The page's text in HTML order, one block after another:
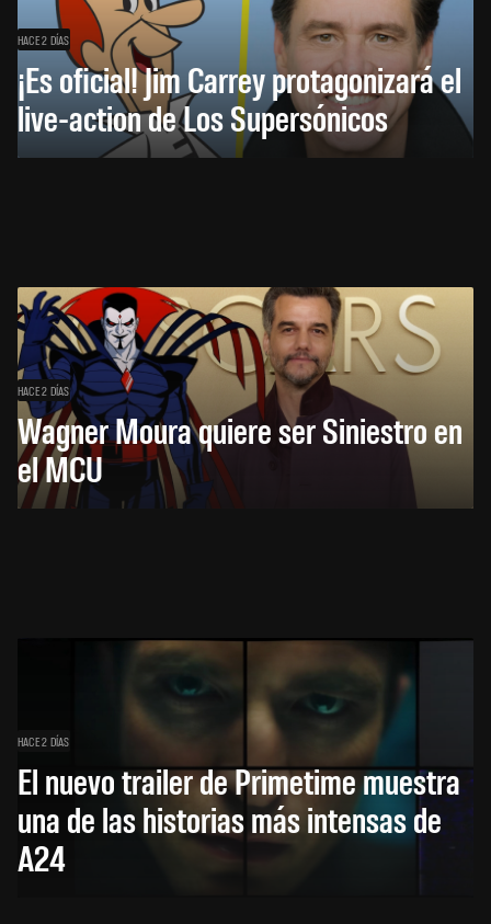
HACE 2 DÍAS
¡Es oficial! Jim Carrey protagonizará el
live-action de Los Supersónicos
HACE 2 DÍAS
Wagner Moura quiere ser Siniestro en
el MCU
HACE 2 DÍAS
El nuevo trailer de Primetime muestra
una de las historias más intensas de
A24